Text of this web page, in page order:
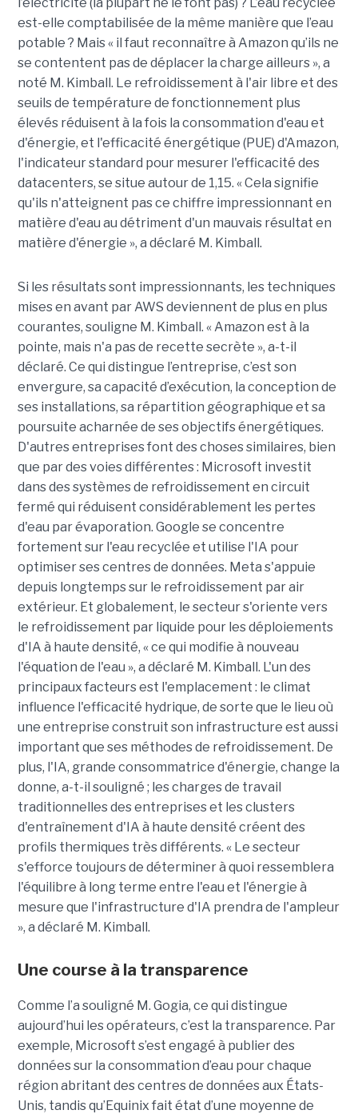
est-elle comptabilisée de la même manière que l’eau
potable ? Mais « il faut reconnaître à Amazon qu’ils ne
se contentent pas de déplacer la charge ailleurs », a
noté M. Kimball. Le refroidissement à l'air libre et des
seuils de température de fonctionnement plus
élevés réduisent à la fois la consommation d'eau et
d'énergie, et l'efficacité énergétique (PUE) d'Amazon,
l'indicateur standard pour mesurer l'efficacité des
datacenters, se situe autour de 1,15. « Cela signifie
qu'ils n'atteignent pas ce chiffre impressionnant en
matière d'eau au détriment d'un mauvais résultat en
matière d'énergie », a déclaré M. Kimball.
Si les résultats sont impressionnants, les techniques
mises en avant par AWS deviennent de plus en plus
courantes, souligne M. Kimball. « Amazon est à la
pointe, mais n'a pas de recette secrète », a-t-il
déclaré. Ce qui distingue l’entreprise, c’est son
envergure, sa capacité d’exécution, la conception de
ses installations, sa répartition géographique et sa
poursuite acharnée de ses objectifs énergétiques.
D'autres entreprises font des choses similaires, bien
que par des voies différentes : Microsoft investit
dans des systèmes de refroidissement en circuit
fermé qui réduisent considérablement les pertes
d'eau par évaporation. Google se concentre
fortement sur l'eau recyclée et utilise l'IA pour
optimiser ses centres de données. Meta s'appuie
depuis longtemps sur le refroidissement par air
extérieur. Et globalement, le secteur s'oriente vers
le refroidissement par liquide pour les déploiements
d'IA à haute densité, « ce qui modifie à nouveau
l'équation de l'eau », a déclaré M. Kimball. L'un des
principaux facteurs est l'emplacement : le climat
influence l'efficacité hydrique, de sorte que le lieu où
une entreprise construit son infrastructure est aussi
important que ses méthodes de refroidissement. De
plus, l'IA, grande consommatrice d'énergie, change la
donne, a-t-il souligné ; les charges de travail
traditionnelles des entreprises et les clusters
d'entraînement d'IA à haute densité créent des
profils thermiques très différents. « Le secteur
s'efforce toujours de déterminer à quoi ressemblera
l'équilibre à long terme entre l'eau et l'énergie à
mesure que l'infrastructure d'IA prendra de l'ampleur
», a déclaré M. Kimball.
Une course à la transparence
Comme l’a souligné M. Gogia, ce qui distingue
aujourd’hui les opérateurs, c’est la transparence. Par
exemple, Microsoft s’est engagé à publier des
données sur la consommation d’eau pour chaque
région abritant des centres de données aux États-
Unis, tandis qu’Equinix fait état d’une moyenne de